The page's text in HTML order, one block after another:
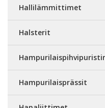
Hallilämmittimet
Halsterit
Hampurilaisprässit